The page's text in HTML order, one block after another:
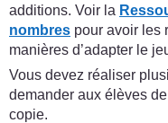
additions. Voir la
nombres pour avoir les
manières d’adapter le
Vous devez réaliser
demander aux élèves
copie.